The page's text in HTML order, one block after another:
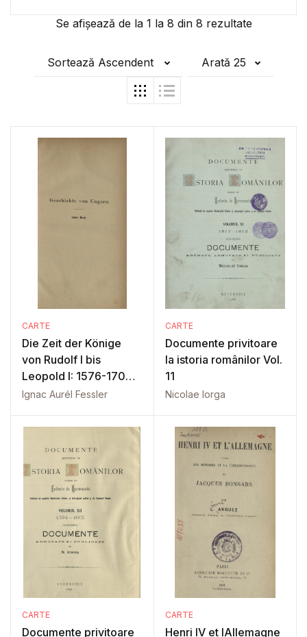
Se afișează de la 1 la 8 din 8 rezultate
Sortează Ascendent Arată 25
CARTE
Die Zeit der Könige
von Rudolf I bis
Leopold I: 1576-1705:
Bd. 4
Ignac Aurél Fessler
CARTE
Documente privitoare
la istoria românilor Vol.
11
Nicolae Iorga
CARTE
Documente privitoare
CARTE
Henri IV et lAllemagne